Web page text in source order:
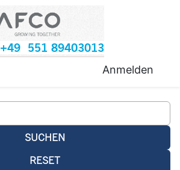
+49 551 89403013
Anmelden
SUCHEN
RESET